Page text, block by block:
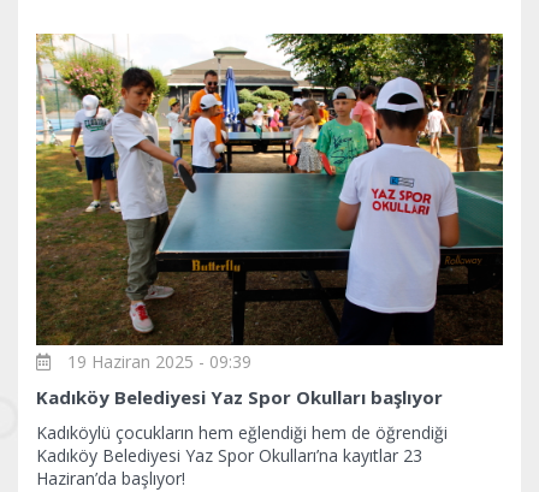
19 Haziran 2025 - 09:39
Kadıköy Belediyesi Yaz Spor Okulları başlıyor
Kadıköylü çocukların hem eğlendiği hem de öğrendiği
Kadıköy Belediyesi Yaz Spor Okulları’na kayıtlar 23
Haziran’da başlıyor!